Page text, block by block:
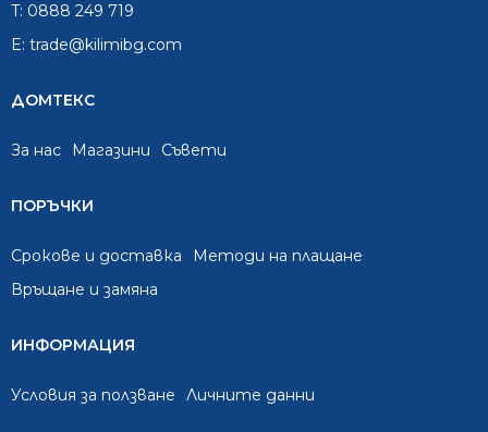
T: 0888 249 719
E: trade@kilimibg.com
ДОМТЕКС
За нас Mагазини Съвети
ПОРЪЧКИ
Срокове и доставка
Методи на плащане
Връщане и замяна
ИНФОРМАЦИЯ
Условия за ползване Личните данни